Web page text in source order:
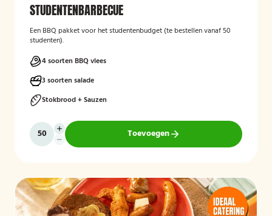
STUDENTENBARBECUE
Een BBQ pakket voor het studentenbudget (te bestellen vanaf 50
studenten).
4 soorten BBQ vlees
3 soorten salade
Stokbrood + Sauzen
Toevoegen